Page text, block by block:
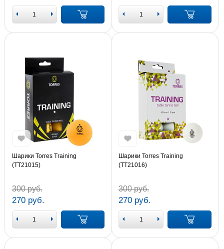
Шарики Torres Training
(TT21015)
300 руб.
270 руб.
Шарики Torres Training
(TT21016)
300 руб.
270 руб.